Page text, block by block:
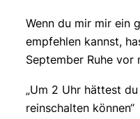
Wenn du mir mir ein
empfehlen kannst,
September Ruhe vor
„Um 2 Uhr hättest
reinschalten können“